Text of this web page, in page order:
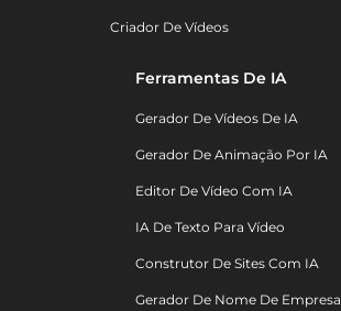
Criador De Vídeos
Ferramentas De IA
Gerador De Vídeos De IA
Gerador De Animação Por IA
Editor De Vídeo Com IA
IA De Texto Para Vídeo
Construtor De Sites Com IA
Gerador De Nome De Empresa